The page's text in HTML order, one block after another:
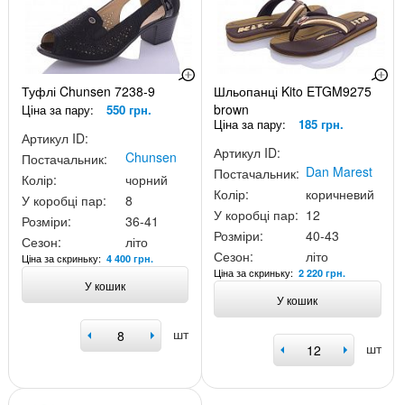
Туфлі Chunsen 7238-9
Ціна за пару: 550 грн.
Артикул ID:
Постачальник:
Chunsen
Колір:
чорний
У коробці пар:
8
Розміри:
36-41
Сезон:
літо
Ціна за скриньку: 4 400 грн.
У кошик
шт
Шльопанці Kito ETGM9275
brown
Ціна за пару: 185 грн.
Артикул ID:
Постачальник: Dan Marest
Колір:
коричневий
У коробці пар: 12
Розміри:
40-43
Сезон:
літо
Ціна за скриньку:2 220 грн.
У кошик
шт